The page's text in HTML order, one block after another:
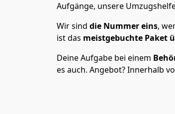
Aufgänge, unsere
Wir sind die Nummer eins,
ist das meistgebuchte Paket
Deine Aufgabe bei einem
es auch. Angebot? Innerhalb